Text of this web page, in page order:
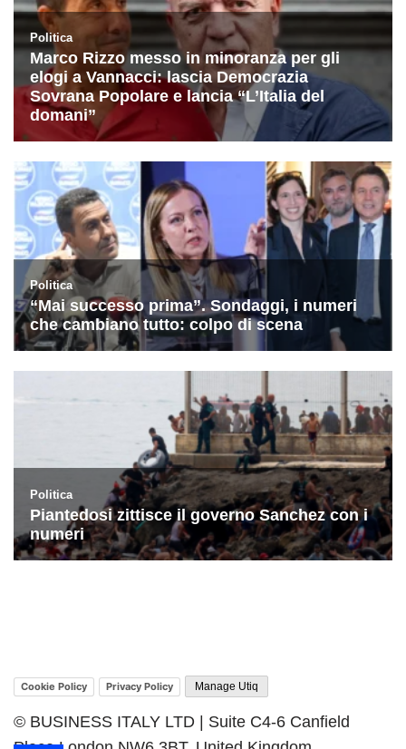
Cookie Policy Privacy Policy Manage Utiq
© BUSINESS ITALY LTD | Suite C4-6 Canfield